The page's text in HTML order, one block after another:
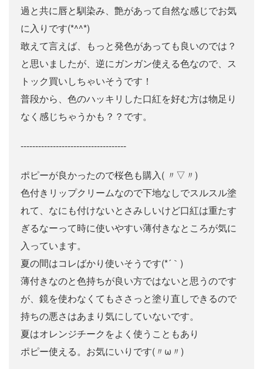
過と共に唇と馴染み、艶があって自然な感じでお気
に入りです(*^^*)
敢えて言えば、もっと発色があっても良いのでは？
と思いましたが、逆にガンガン使える色なので、ス
トック買いしちゃいそうです！
普段から、色のハッキリした口紅を好む方は物足り
なく感じちゃうかも？？です。
------------------------------------
ポピーが良かったので桜色も購入( 〃▽〃)
色付きリップクリームなので下地なしでスルスル塗
れて、なにも付けないとさみしいけど口紅は重たす
ぎるなーって時に使いやすい薄付きなところが気に
入っています。
夏の間はコレばかり使いそうです(*´｀)
薄付きなのと色持ちが良い方ではないと思うのです
が、鏡を使わなくてもささっと塗り直しできるので
持ちの悪さはあまり気にしていないです。
夏はオレンジチークをよく使うこともあり
ポピー使える。お気にいりです(〃ω〃)